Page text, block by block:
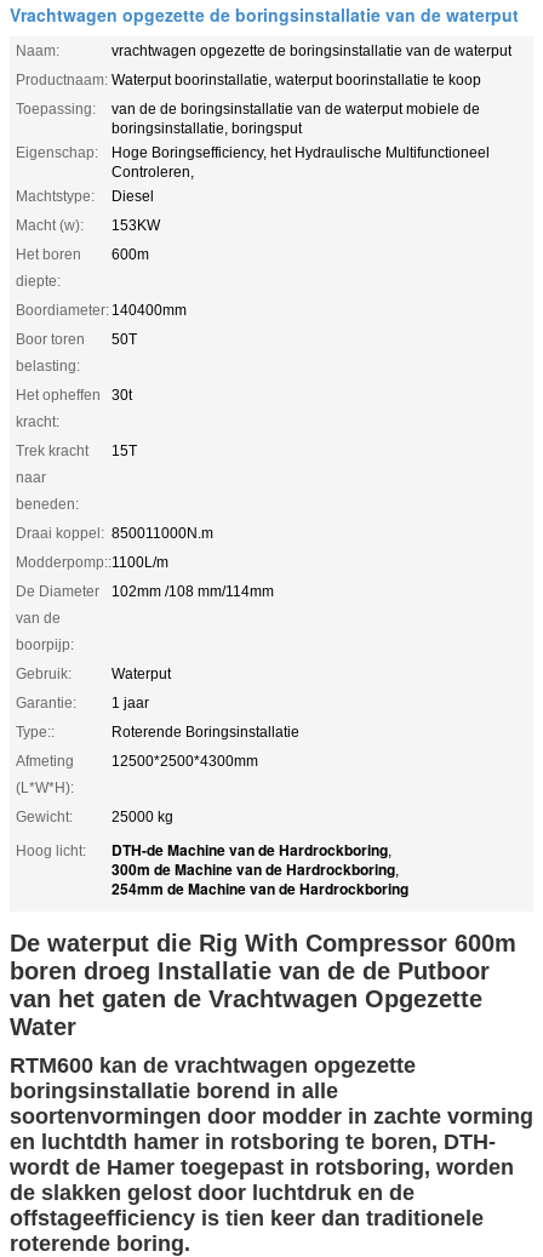
Vrachtwagen opgezette de boringsinstallatie van de waterput
Naam:
vrachtwagen opgezette de boringsinstallatie van de waterput
Productnaam: Waterput boorinstallatie, waterput boorinstallatie te koop
Toepassing:
van de de boringsinstallatie van de waterput mobiele de
boringsinstallatie, boringsput
Eigenschap:
Hoge Boringsefficiency, het Hydraulische Multifunctioneel
Controleren,
Machtstype:
Diesel
Macht (w):
153KW
Het boren
diepte:
600m
Boordiameter: 140400mm
Boor toren
belasting:
50T
Het opheffen
kracht:
30t
Trek kracht
naar
beneden:
15T
Draai koppel: 850011000N.m
Modderpomp::1100L/m
De Diameter
van de
boorpijp:
102mm /108 mm/114mm
Gebruik:
Waterput
Garantie:
1 jaar
Type::
Roterende Boringsinstallatie
Afmeting
(L*W*H):
12500*2500*4300mm
Gewicht:
25000 kg
Hoog licht:
DTH-de Machine van de Hardrockboring,
300m de Machine van de Hardrockboring,
254mm de Machine van de Hardrockboring
De waterput die Rig With Compressor 600m
boren droeg Installatie van de de Putboor
van het gaten de Vrachtwagen Opgezette
Water
RTM600 kan de vrachtwagen opgezette
boringsinstallatie borend in alle
soortenvormingen door modder in zachte vorming
en luchtdth hamer in rotsboring te boren, DTH-
wordt de Hamer toegepast in rotsboring, worden
de slakken gelost door luchtdruk en de
offstageefficiency is tien keer dan traditionele
roterende boring.